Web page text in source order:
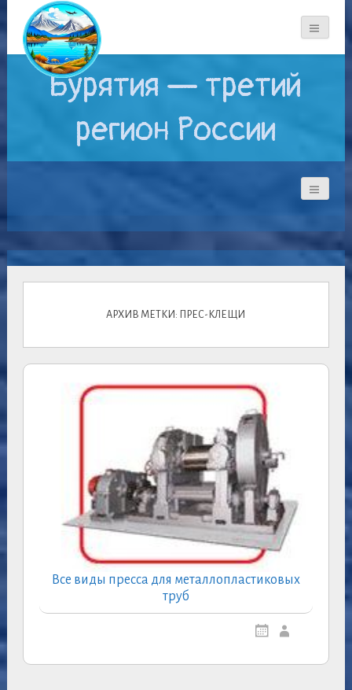
Бурятия — третий
регион России
АРХИВ МЕТКИ: ПРЕС-КЛЕЩИ
Все виды пресса для металлопластиковых
труб